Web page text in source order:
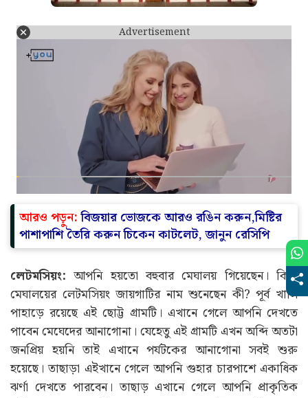
Advertisement
আরও পড়ুন:বিজয়ার ভোজকে আরও রঙিন করুন,মিষ্টির
পাশাপাশি তৈরি করুন চিকেন কাটলেট, জানুন রেসিপি
লেটমসিয়ং: আপনি হয়তো বহুবার মেঘালয় গিয়েছেন। কিন্তু
মেঘালয়ের লেটমসিয়ং জায়গাটির নাম শুনেছেন কী? পূর্ব খাসি
পাহাড়ে রয়েছে এই ছোট্ট গ্রামটি। এখানে গেলে আপনি দেখতে
পাবেন মেঘেদের আনাগোনা। যেহেতু এই গ্রামটি এখন অব্দি অতটা
জনপ্রিয় হয়নি তাই এখানে পর্যটকের আনাগোনা সবই শুরু
হয়েছে। তাছাড়া এইখানে গেলে আপনি গুহার চারপাশে একাধিক
ঝর্ণা দেখতে পারবেন। তাছাড় এখানে গেলে আপনি প্রাকৃতিক